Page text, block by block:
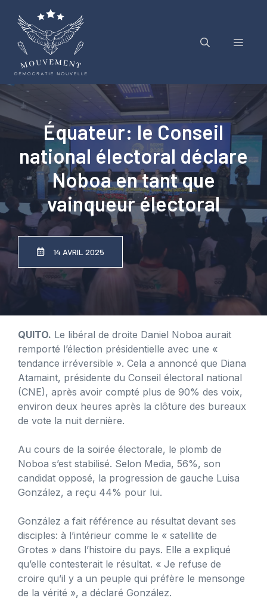
contenu
Menu
Équateur: le Conseil
national électoral déclare
Noboa en tant que
vainqueur électoral
14 AVRIL 2025
QUITO. Le libéral de droite Daniel Noboa aurait
remporté l’élection présidentielle avec une «
tendance irréversible ». Cela a annoncé que Diana
Atamaint, présidente du Conseil électoral national
(CNE), après avoir compté plus de 90% des voix,
environ deux heures après la clôture des bureaux
de vote la nuit dernière.
Au cours de la soirée électorale, le plomb de
Noboa s’est stabilisé. Selon Media, 56%, son
candidat opposé, la progression de gauche Luisa
González, a reçu 44% pour lui.
González a fait référence au résultat devant ses
disciples: à l’intérieur comme le « satellite de
Grotes » dans l’histoire du pays. Elle a expliqué
qu’elle contesterait le résultat. « Je refuse de
croire qu’il y a un peuple qui préfère le mensonge
de la vérité », a déclaré González.